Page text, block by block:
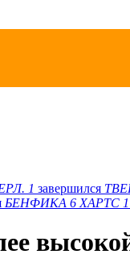
1 завершился
БЕНФИКА 6 ХАРТС 1